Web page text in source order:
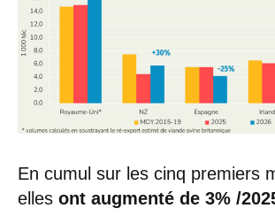
En cumul sur les cinq premiers
elles ont augmenté de 3% /